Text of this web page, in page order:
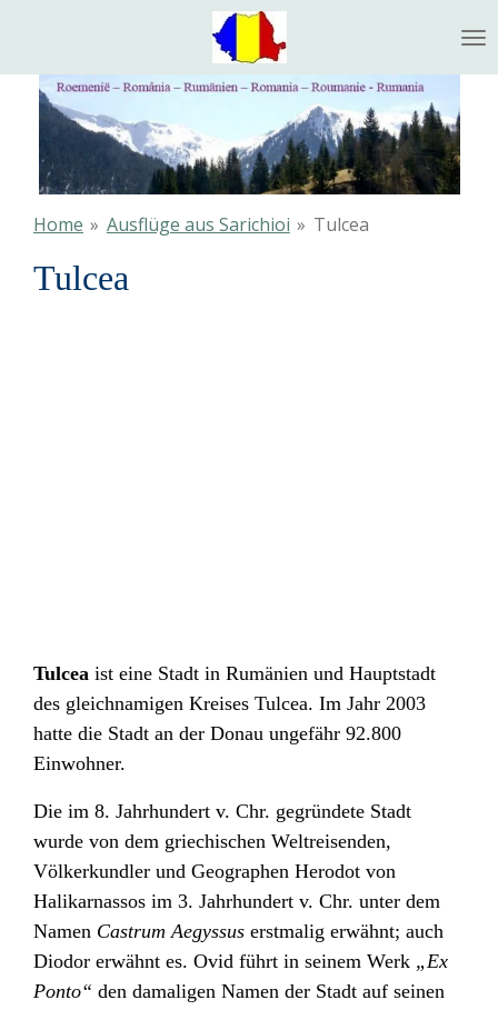
naar
hoofdinhoud
Home » Ausflüge aus Sarichioi » Tulcea
Tulcea
Tulcea ist eine Stadt in Rumänien und Hauptstadt
des gleichnamigen Kreises Tulcea. Im Jahr 2003
hatte die Stadt an der Donau ungefähr 92.800
Einwohner.
Die im 8. Jahrhundert v. Chr. gegründete Stadt
wurde von dem griechischen Weltreisenden,
Völkerkundler und Geographen Herodot von
Halikarnassos im 3. Jahrhundert v. Chr. unter dem
Namen Castrum Aegyssus erstmalig erwähnt; auch
Diodor erwähnt es. Ovid führt in seinem Werk „Ex
Ponto“ den damaligen Namen der Stadt auf seinen